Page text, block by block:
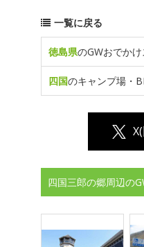
一覧に戻る
徳島県のGWおでか
四国のキャンプ場・
四国三郎の郷周辺の